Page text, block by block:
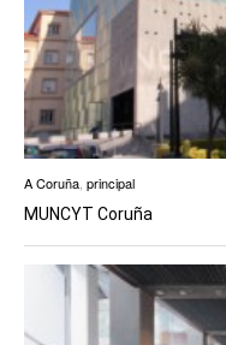
A Coruña, principal
MUNCYT Coruña